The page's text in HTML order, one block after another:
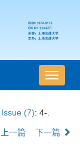
导
航
Issue (7): 4-.
上一篇 下一篇